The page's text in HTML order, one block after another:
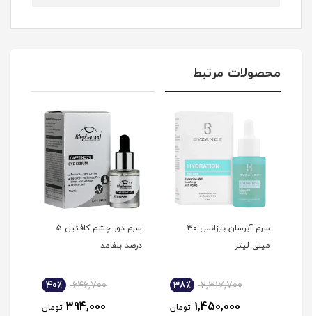
محصولات مرتبط
سرم آبرسان بیزانس 30
میلی لیتر
2,317,700 38٪
1,450,000 تومان
سرم دور چشم کافئین 5
درصد بلفامد
646,700 40٪
394,000 تومان